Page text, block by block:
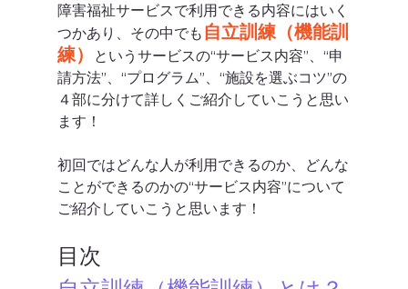
障害福祉サービスで利用できる内容にはいく
つかあり、その中でも 自立訓練（機能訓
練）
というサービスの“サービス内容”、“申
請方法”、“プログラム”、“施設を選ぶコツ”の
４部に分けて詳しくご紹介していこうと思い
ます！
初回ではどんな人が利用できるのか、どんな
ことができるのかの“サービス内容”について
ご紹介していこうと思います！
目次